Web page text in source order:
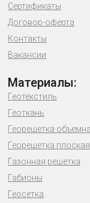
Сертификаты
Договор-оферта
Контакты
Вакансии
Материалы:
Геотекстиль
Геоткань
Георешетка
Георешетка плоская
Газонная решетка
Габионы
Геосетка